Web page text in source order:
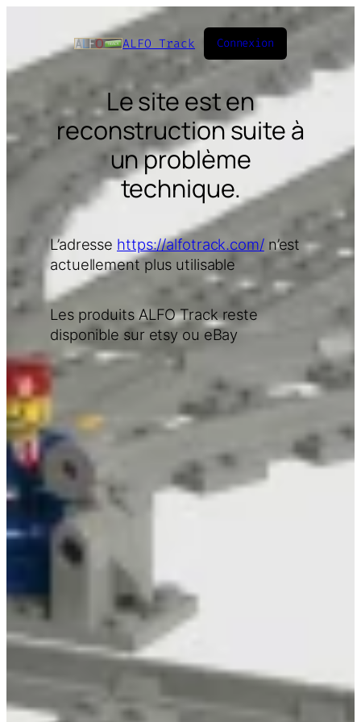
ALFO Track Connexion
Le site est en
reconstruction suite à
un problème
technique.
L’adresse https://alfotrack.com/n’est
actuellement plus utilisable
Les produits ALFO Track reste
disponible sur etsy ou eBay